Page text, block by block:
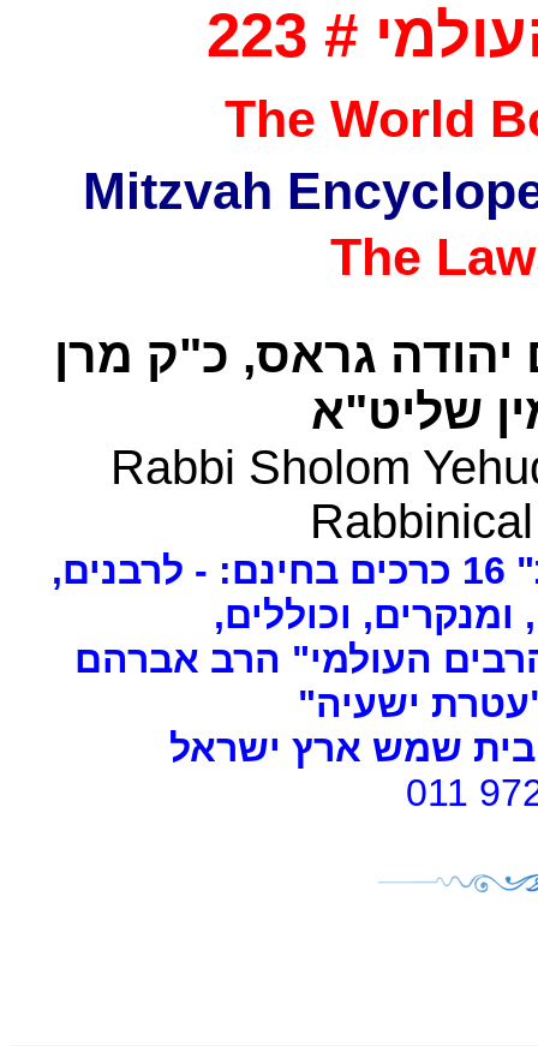
# 223
The World
The
גראס, כ"ק מרן
שליט"א
Rabbi Sholom
ומנקרים, וכוללים,
העולמי" הרב אברהם
ישעיה"
שמש ארץ ישראל
011